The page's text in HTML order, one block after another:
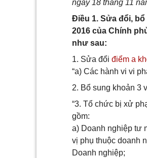
ngày 18 tháng 11
Điều 1. Sửa đổi, bổ
2016 của Chính
như sau:
1. Sửa đổi điểm a
“a) Các hành vi vi
2. Bổ sung khoản 3
“3. Tổ chức bị xử
gồm:
a) Doanh nghiệp tư
vị phụ thuộc doanh
Doanh nghiệp;